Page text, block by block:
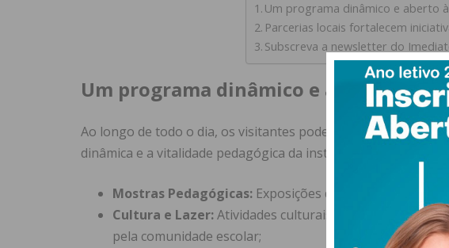
Um programa dinâmico e aberto
Parcerias locais fortalecem
Subscreva a newsletter do
Um programa dinâmico e aberto à
Ao longo de todo o dia, os visitantes poderão contar com um
dinâmica e a vitalidade pedagógica da instituição. O programa
Mostras Pedagógicas: Exposições de trabalhos
Cultura e Lazer:Atividades culturais, momentos
pela comunidade escolar;